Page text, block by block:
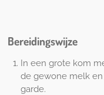
Bereidingswijze
In een grote kom
de gewone melk
garde.